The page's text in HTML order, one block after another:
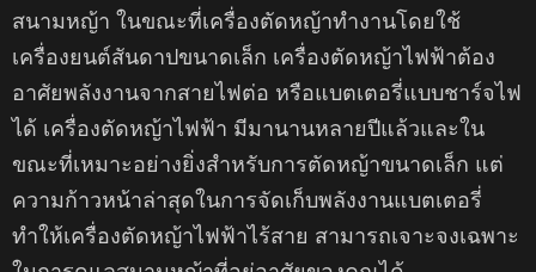
สนามหญ้า ในขณะที่เครื่องตัดหญ้าทำงานโดยใช้
เครื่องยนต์สันดาปขนาดเล็ก เครื่องตัดหญ้าไฟฟ้าต้อง
อาศัยพลังงานจากสายไฟต่อ หรือแบตเตอรี่แบบชาร์จไฟ
ได้ เครื่องตัดหญ้าไฟฟ้า มีมานานหลายปีแล้วและใน
ขณะที่เหมาะอย่างยิ่งสำหรับการตัดหญ้าขนาดเล็ก แต่
ความก้าวหน้าล่าสุดในการจัดเก็บพลังงานแบตเตอรี่
ทำให้เครื่องตัดหญ้าไฟฟ้าไร้สาย สามารถเจาะจงเฉพาะ